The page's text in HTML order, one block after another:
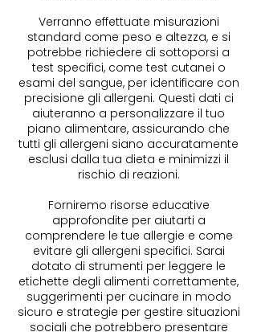
Verranno effettuate misurazioni
standard come peso e altezza, e si
potrebbe richiedere di sottoporsi a
test specifici, come test cutanei o
esami del sangue, per identificare con
precisione gli allergeni. Questi dati ci
aiuteranno a personalizzare il tuo
piano alimentare, assicurando che
tutti gli allergeni siano accuratamente
esclusi dalla tua dieta e minimizzi il
rischio di reazioni.
Forniremo risorse educative
approfondite per aiutarti a
comprendere le tue allergie e come
evitare gli allergeni specifici. Sarai
dotato di strumenti per leggere le
etichette degli alimenti correttamente,
suggerimenti per cucinare in modo
sicuro e strategie per gestire situazioni
sociali che potrebbero presentare